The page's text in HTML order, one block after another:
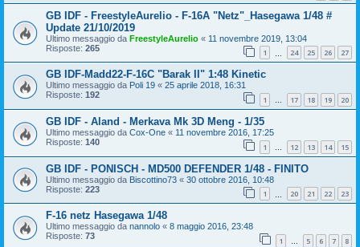
GB IDF - FreestyleAurelio - F-16A "Netz"_Hasegawa 1/48 #
Update 21/10/2019
Ultimo messaggio da FreestyleAurelio « 11 novembre 2019, 13:04
Risposte: 265 1 24 25 26 27
GB IDF-Madd22-F-16C "Barak II" 1:48 Kinetic
Ultimo messaggio da Poli 19 « 25 aprile 2018, 16:31
Risposte: 192 1 … 17 18 19 20
GB IDF - Aland - Merkava Mk 3D Meng - 1/35
Ultimo messaggio da Cox-One « 11 novembre 2016, 17:25
Risposte: 140 1 … 12 13 14 15
GB IDF - PONISCH - MD500 DEFENDER 1/48 - FINITO
Ultimo messaggio da Biscottino73 « 30 ottobre 2016, 10:48
Risposte: 223 1 20 21 22 23
F-16 netz Hasegawa 1/48
Ultimo messaggio da nannolo « 8 maggio 2016, 23:48
Risposte: 73 1 … 5 6 7 8